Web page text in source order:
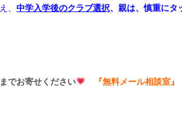
、 中学入学後のクラブ選択、親は、慎重にタ
でお寄せください 『無料メール相談室』